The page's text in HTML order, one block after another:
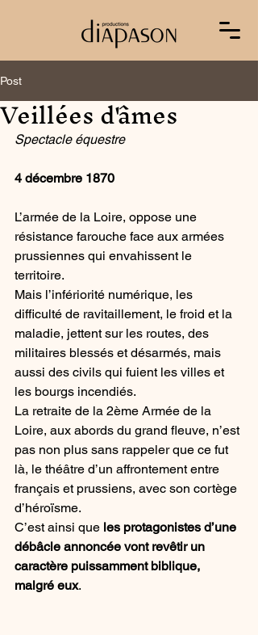
Post
Veillées d'âmes
Spectacle équestre
4 décembre 1870
L’armée de la Loire, oppose une
résistance farouche face aux armées
prussiennes qui envahissent le
territoire.
Mais l’infériorité numérique, les
difficulté de ravitaillement, le froid et la
maladie, jettent sur les routes, des
militaires blessés et désarmés, mais
aussi des civils qui fuient les villes et
les bourgs incendiés.
La retraite de la 2ème Armée de la
Loire, aux abords du grand fleuve, n’est
pas non plus sans rappeler que ce fut
là, le théâtre d’un affrontement entre
français et prussiens, avec son cortège
d’héroïsme.
C’est ainsi que les protagonistes d’une
débâcle annoncée vont revêtir un
caractère puissamment biblique,
malgré eux.